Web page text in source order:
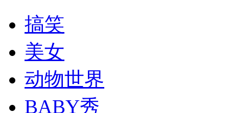
安徽一实载49人客车翻车
走！跟着总书记去植树
搞笑
美女
动物世界
BABY秀